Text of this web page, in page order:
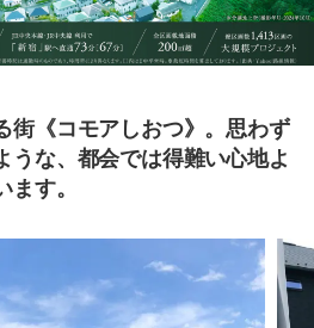
街《コモアしおつ》。思わず
うな、都会では得難い心地よ
す。